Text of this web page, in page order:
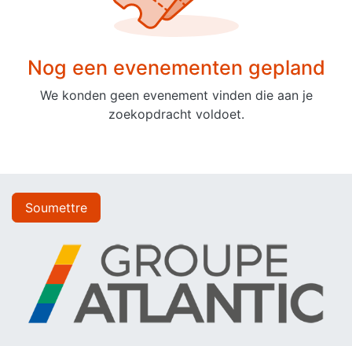
Nog een evenementen gepland
We konden geen evenement vinden die aan je
zoekopdracht voldoet.
Soumettre